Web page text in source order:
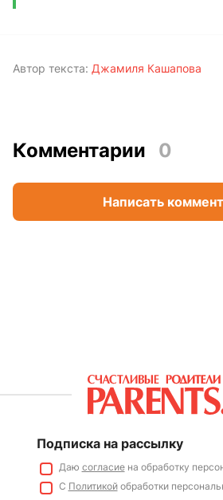
Автор текста: Джамиля Кашапова
Комментарии 0
Написать
Подписка на рассылку
Даю согласиена обработку
С Политикойобработки